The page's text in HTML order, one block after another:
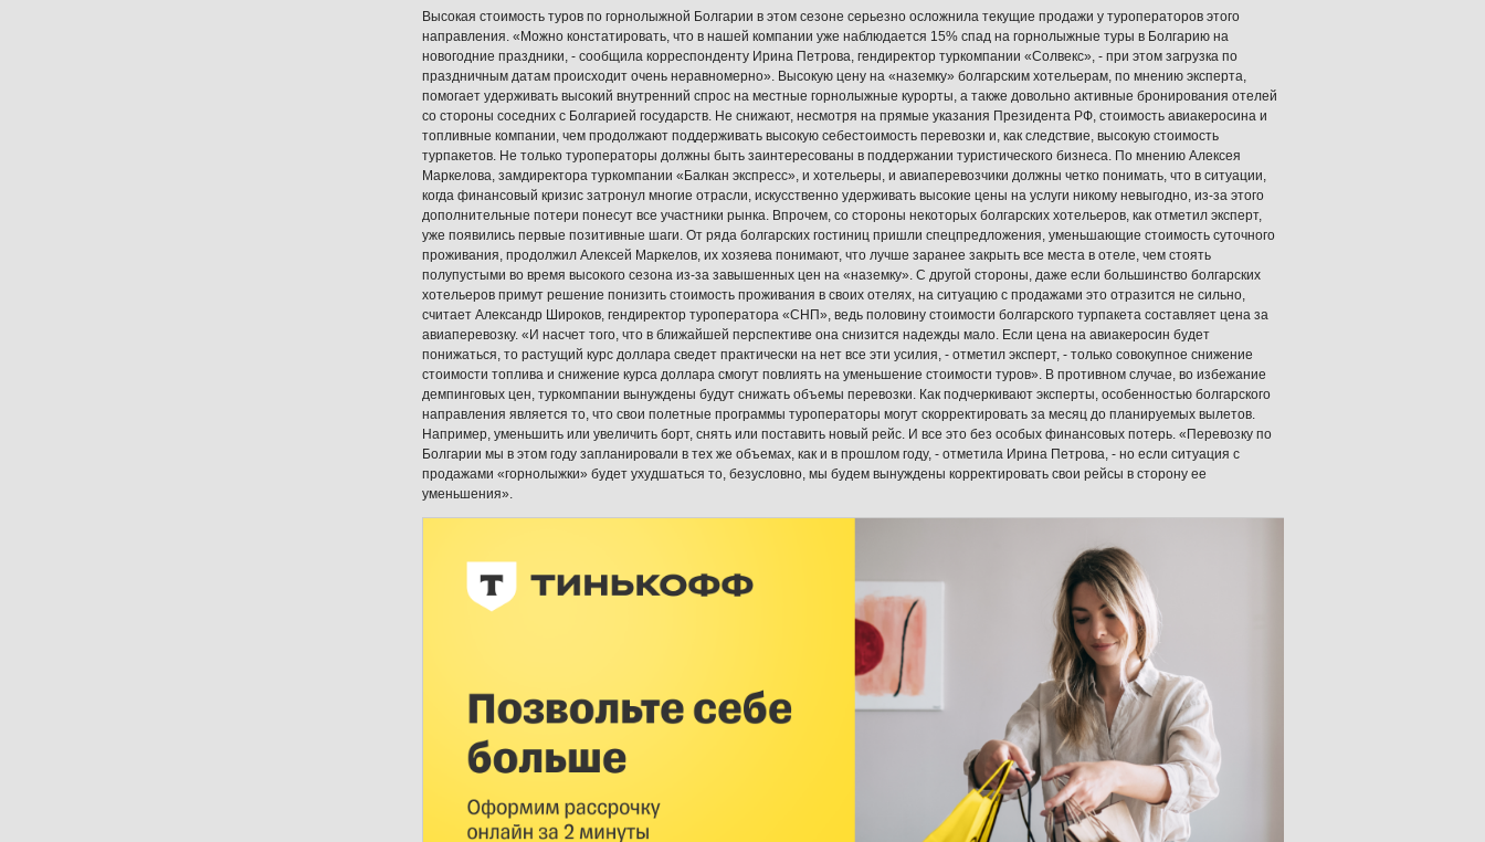
Высокая стоимость туров по горнолыжной Болгарии в этом сезоне серьезно осложнила текущие продажи у туроператоров этого
направления. «Можно констатировать, что в нашей компании уже наблюдается 15% спад на горнолыжные туры в Болгарию на
новогодние праздники, - сообщила корреспонденту Ирина Петрова, гендиректор туркомпании «Солвекс», - при этом загрузка по
праздничным датам происходит очень неравномерно». Высокую цену на «наземку» болгарским хотельерам, по мнению эксперта,
помогает удерживать высокий внутренний спрос на местные горнолыжные курорты, а также довольно активные бронирования отелей
со стороны соседних с Болгарией государств. Не снижают, несмотря на прямые указания Президента РФ, стоимость авиакеросина и
топливные компании, чем продолжают поддерживать высокую себестоимость перевозки и, как следствие, высокую стоимость
турпакетов. Не только туроператоры должны быть заинтересованы в поддержании туристического бизнеса. По мнению Алексея
Маркелова, замдиректора туркомпании «Балкан экспресс», и хотельеры, и авиаперевозчики должны четко понимать, что в ситуации,
когда финансовый кризис затронул многие отрасли, искусственно удерживать высокие цены на услуги никому невыгодно, из-за этого
дополнительные потери понесут все участники рынка. Впрочем, со стороны некоторых болгарских хотельеров, как отметил эксперт,
уже появились первые позитивные шаги. От ряда болгарских гостиниц пришли спецпредложения, уменьшающие стоимость суточного
проживания, продолжил Алексей Маркелов, их хозяева понимают, что лучше заранее закрыть все места в отеле, чем стоять
полупустыми во время высокого сезона из-за завышенных цен на «наземку». С другой стороны, даже если большинство болгарских
хотельеров примут решение понизить стоимость проживания в своих отелях, на ситуацию с продажами это отразится не сильно,
считает Александр Широков, гендиректор туроператора «СНП», ведь половину стоимости болгарского турпакета составляет цена за
авиаперевозку. «И насчет того, что в ближайшей перспективе она снизится надежды мало. Если цена на авиакеросин будет
понижаться, то растущий курс доллара сведет практически на нет все эти усилия, - отметил эксперт, - только совокупное снижение
стоимости топлива и снижение курса доллара смогут повлиять на уменьшение стоимости туров». В противном случае, во избежание
демпинговых цен, туркомпании вынуждены будут снижать объемы перевозки. Как подчеркивают эксперты, особенностью болгарского
направления является то, что свои полетные программы туроператоры могут скорректировать за месяц до планируемых вылетов.
Например, уменьшить или увеличить борт, снять или поставить новый рейс. И все это без особых финансовых потерь. «Перевозку по
Болгарии мы в этом году запланировали в тех же объемах, как и в прошлом году, - отметила Ирина Петрова, - но если ситуация с
продажами «горнолыжки» будет ухудшаться то, безусловно, мы будем вынуждены корректировать свои рейсы в сторону ее
уменьшения».